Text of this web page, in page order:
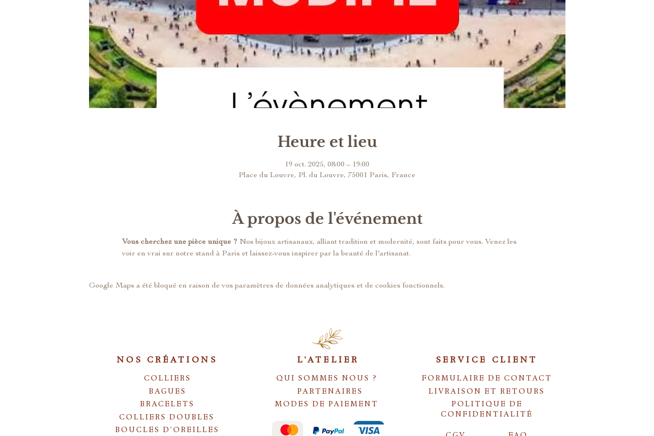
Heure et lieu
19 oct. 2025, 08:00 – 19:00
Place du Louvre, Pl. du Louvre, 75001 Paris, France
À propos de l'événement
Vous cherchez une pièce unique ? Nos bijoux artisanaux, alliant tradition et modernité, sont faits pour vous. Venez les
voir en vrai sur notre stand à Paris et laissez-vous inspirer par la beauté de l'artisanat.
Google Maps a été bloqué en raison de vos paramètres de données analytiques et de cookies fonctionnels.
NOS CRÉATIONS
COLLIERS
BAGUES
BRACELETS
COLLIERS DOUBLES
BOUCLES D'OREILLES
L'ATELIER
QUI SOMMES NOUS ?
PARTENAIRES
MODES DE PAIEMENT
SERVICE CLIENT
FORMULAIRE DE CONTACT
LIVRAISON ET RETOURS
POLITIQUE DE
CONFIDENTIALITÉ